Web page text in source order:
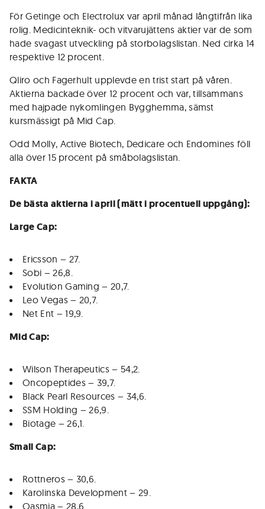
För Getinge och Electrolux var april månad långtifrån lika
rolig. Medicinteknik- och vitvarujättens aktier var de som
hade svagast utveckling på storbolagslistan. Ned cirka 14
respektive 12 procent.
Qliro och Fagerhult upplevde en trist start på våren.
Aktierna backade över 12 procent och var, tillsammans
med hajpade nykomlingen Bygghemma, sämst
kursmässigt på Mid Cap.
Odd Molly, Active Biotech, Dedicare och Endomines föll
alla över 15 procent på småbolagslistan.
FAKTA
De bästa aktierna i april (mätt i procentuell uppgång):
Large Cap:
Ericsson – 27.
Sobi – 26,8.
Evolution Gaming – 20,7.
Leo Vegas – 20,7.
Net Ent – 19,9.
Mid Cap:
Wilson Therapeutics – 54,2.
Oncopeptides – 39,7.
Black Pearl Resources – 34,6.
SSM Holding – 26,9.
Biotage – 26,1.
Small Cap:
Rottneros – 30,6.
Karolinska Development – 29.
Oasmia – 28,6.